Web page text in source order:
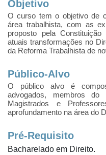
Objetivo
O curso tem o objetivo de
área trabalhista, com as
proposto pela
atuais transformações no
da Reforma Trabalhista de
Público-Alvo
O público alvo é
advogados, membros do
Magistrados e
aprofundamento na área do
Pré-Requisito
Bacharelado em Direito.